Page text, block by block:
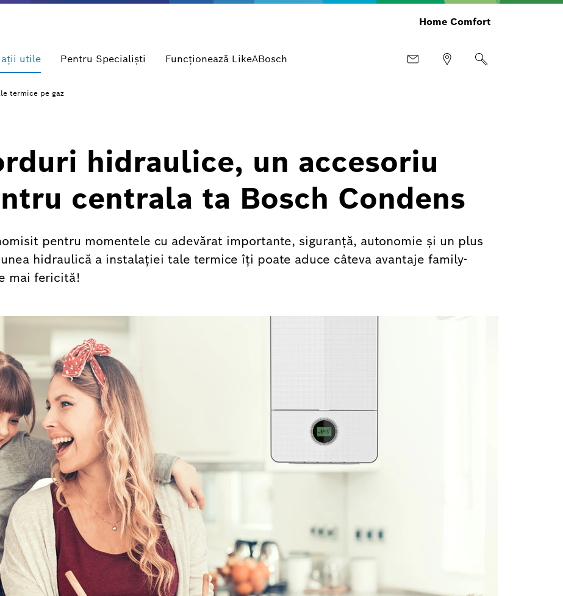
Home Comfort
utile Pentru Specialişti Funcționează LikeABosch
termice pe gaz
hidraulice, un accesoriu
centrala ta Bosch Condens
pentru momentele cu adevărat importante, siguranță, autonomie și un plus
hidraulică a instalației tale termice îți poate aduce câteva avantaje family-
mai fericită!